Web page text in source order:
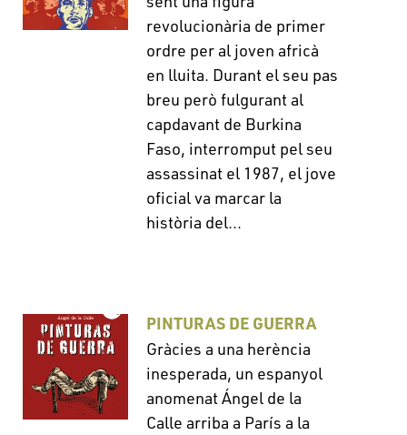
revolucionària de primer
ordre per al joven africà
en lluita. Durant el seu pas
breu però fulgurant al
capdavant de Burkina
Faso, interromput pel seu
assassinat el 1987, el jove
oficial va marcar la
història del...
PINTURAS DE GUERRA
Gràcies a una herència
inesperada, un espanyol
anomenat Ángel de la
Calle arriba a París a la